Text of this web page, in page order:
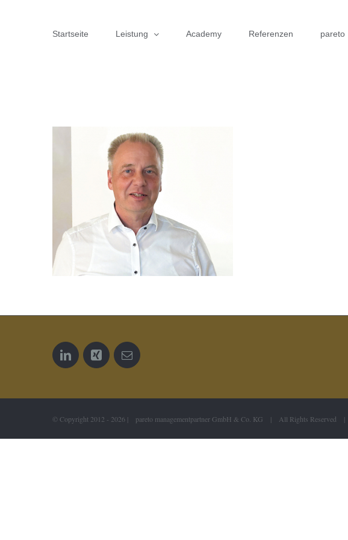
Startseite Leistung Academy Referenzen pareto
© Copyright 2012 - 2026 | pareto managementpartner GmbH & Co. KG | All Rights Reserved |